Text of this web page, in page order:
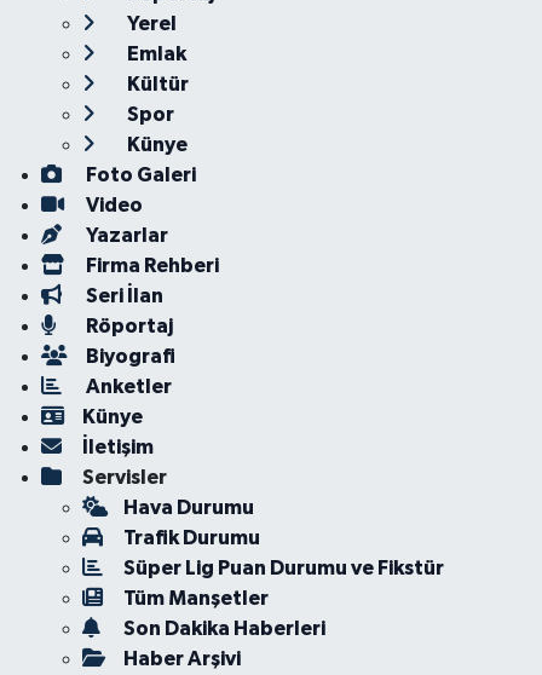
Yerel
Emlak
Kültür
Spor
Künye
Foto Galeri
Video
Yazarlar
Firma Rehberi
Seri İlan
Röportaj
Biyografi
Anketler
Künye
İletişim
Servisler
Hava Durumu
Trafik Durumu
Süper Lig Puan Durumu ve Fikstür
Tüm Manşetler
Son Dakika Haberleri
Haber Arşivi